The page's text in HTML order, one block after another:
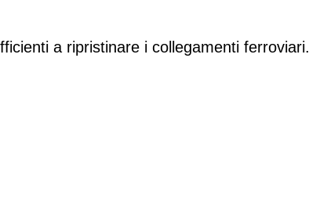
a ripristinare i collegamenti ferroviari.